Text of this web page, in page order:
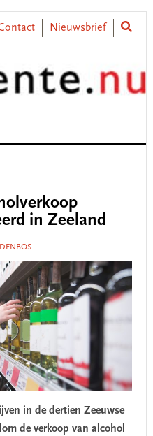
Nieuwsbrief
in Zeeland
in de dertien Zeeuwse
de verkoop van alcohol